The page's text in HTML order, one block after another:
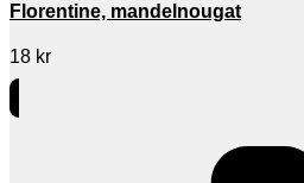
Florentine, mandelnougat
18 kr